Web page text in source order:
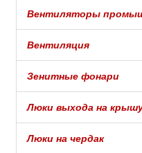
Вентиляторы
Вентиляция
Зенитные фонари
Люки выхода на
Люки на чердак